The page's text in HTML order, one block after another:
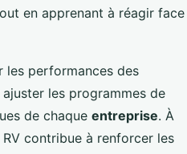
en apprenant à réagir face
les performances des
les programmes de
de chaque entreprise. À
contribue à renforcer les